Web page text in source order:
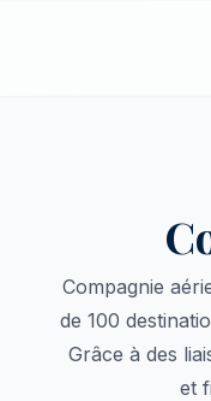
Compagnie
de 100
Grâce à des
et